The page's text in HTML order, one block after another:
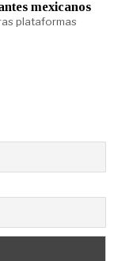
mexicanos
plataformas